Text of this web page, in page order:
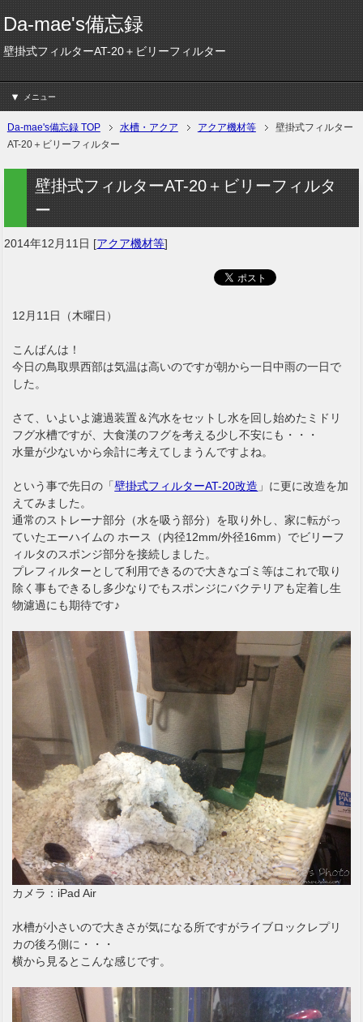
Da-mae's備忘録
壁掛式フィルターAT-20＋ビリーフィルター
メニュー
Da-mae's備忘録 TOP 水槽・アクア アクア機材等
壁掛式フィルター
AT-20＋ビリーフィルター
壁掛式フィルターAT-20＋ビリーフィルタ
ー
2014年12月11日 [アクア機材等]
12月11日（木曜日）
こんばんは！
今日の鳥取県西部は気温は高いのですが朝から一日中雨の一日で
した。
さて、いよいよ濾過装置＆汽水をセットし水を回し始めたミドリ
フグ水槽ですが、大食漢のフグを考える少し不安にも・・・
水量が少ないから余計に考えてしまうんですよね。
という事で先日の「壁掛式フィルターAT-20改造 」に更に改造を加
えてみました。
通常のストレーナ部分（水を吸う部分）を取り外し、家に転がっ
ていたエーハイムの ホース（内径12mm/外径16mm）でビリーフ
ィルタのスポンジ部分を接続しました。
プレフィルターとして利用できるので大きなゴミ等はこれで取り
除く事もできるし多少なりでもスポンジにバクテリアも定着し生
物濾過にも期待です♪
カメラ：iPad Air
水槽が小さいので大きさが気になる所ですがライブロックレプリ
カの後ろ側に・・・
横から見るとこんな感じです。